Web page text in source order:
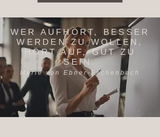
WER AUFHÖRT, BESSER
WERDEN ZU WOLLEN,
HÖRT AUF, GUT ZU
SEIN.
Marie von Ebner-Eschenbach